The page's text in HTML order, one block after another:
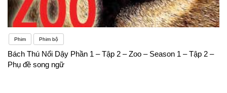
Phim Phim bộ
Bách Thú Nổi Dậy Phần 1 – Tập 2 – Zoo – Season 1 – Tập 2 –
Phụ đề song ngữ